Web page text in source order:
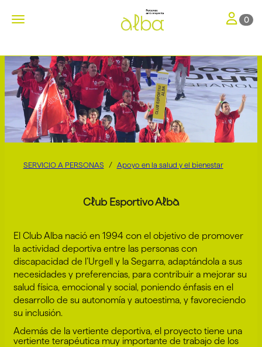
Toggle navigation Toggle
0
SERVICIO A PERSONAS Apoyo en la salud y el bienestar
Club Esportivo Alba
El Club Alba nació en 1994 con el objetivo de promover
la actividad deportiva entre las personas con
discapacidad de l’Urgell y la Segarra, adaptándola a sus
necesidades y preferencias, para contribuir a mejorar su
salud física, emocional y social, poniendo énfasis en el
desarrollo de su autonomía y autoestima, y favoreciendo
su inclusión.
Además de la vertiente deportiva, el proyecto tiene una
vertiente terapéutica muy importante de trabajo de los